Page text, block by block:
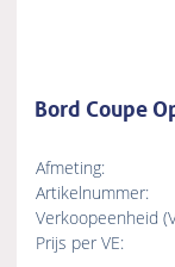
Bord Coupe
Afmeting:
Artikelnummer:
Verkoopeenheid
Prijs per VE: